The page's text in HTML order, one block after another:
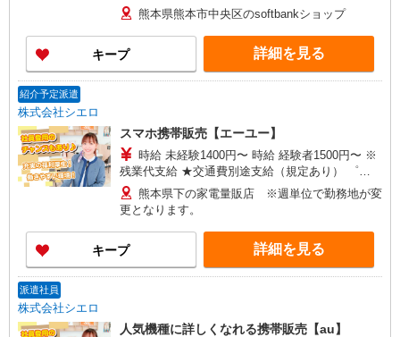
当） ※時間外勤務の有無にかかわらず固定残業代
は支給されます。また、相当時間を超えて時間外
勤務した場合は1分単位で残業代が追加で支給され
ます。 ※試用期間あり4ヶ月月給25万円以上 ※残
業代支給 ★交通費別途支給（規定あり） ゜
+゜
熊本県熊本市中央区のsoftbankショップ
キープ 詳細を見る
紹介予定派遣
株式会社シエロ
スマホ携帯販売【エーユー】
時給 未経験1400円〜 時給 経験者1500円〜 ※
残業代支給 ★交通費別途支給（規定あり） ゜
+゜・。○。・゜+゜・。○。・゜+゜ 入社祝い金10
万円支給(規定有) お友達を紹介頂くと, インセンテ
ィブ支給(規定有) ★月2回払い・週払い可能（規程
有）★ ゜・。○。・゜+゜・。○。・゜+゜
熊本県下の家電量販店 ※週単位で勤務地が変
更となります。
キープ 詳細を見る
派遣社員
株式会社シエロ
人気機種に詳しくなれる携帯販売【au】